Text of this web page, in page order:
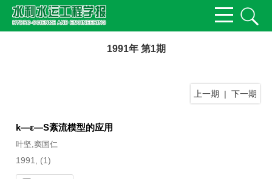
1991年 第1期
上一期 | 下一期
k—ε—S紊流模型的应用
叶坚,窦国仁
1991, (1)